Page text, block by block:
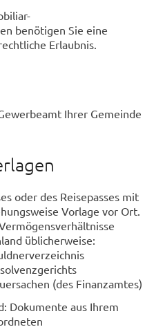
benötigen Sie eine
Erlaubnis.
Ihrer Gemeinde
oder des Reisepasses mit
Vorlage vor Ort.
üblicherweise:
(des Finanzamtes)
Dokumente aus Ihrem